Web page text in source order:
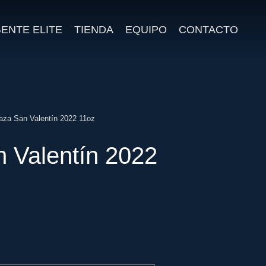
ELITE TIENDA EQUIPO CONTACTO
San Valentín 2022 11oz
Valentín 2022